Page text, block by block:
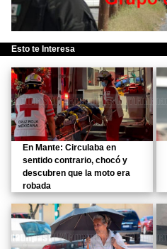
Esto te Interesa
En Mante: Circulaba en
sentido contrario, chocó y
descubren que la moto era
robada